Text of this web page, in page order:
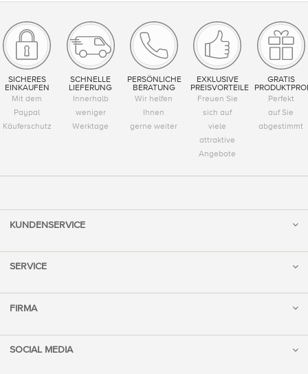
SICHERES
EINKAUFEN
Mit dem
Paypal
Käuferschutz
SCHNELLE
LIEFERUNG
Innerhalb
weniger
Werktage
PERSÖNLICHE
BERATUNG
Wir helfen
Ihnen
gerne weiter
EXKLUSIVE
PREISVORTEILE
Freuen Sie
sich auf
viele
attraktive
Angebote
GRATIS
Perfekt
auf Sie
abgestimmt
KUNDENSERVICE
SERVICE
FIRMA
SOCIAL MEDIA